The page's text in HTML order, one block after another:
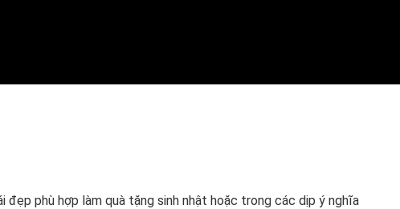
đẹp phù hợp làm quà tặng sinh nhật hoặc trong các dịp ý nghĩa